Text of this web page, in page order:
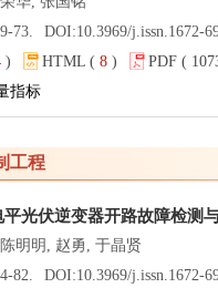
73.
DOI:10.3969/j.issn.1672-
) HTML ( 8 ) PDF (
指标
工程
平光伏逆变器开路故障检测
明明, 赵勇, 于晶贤
82.
DOI:10.3969/j.issn.1672-